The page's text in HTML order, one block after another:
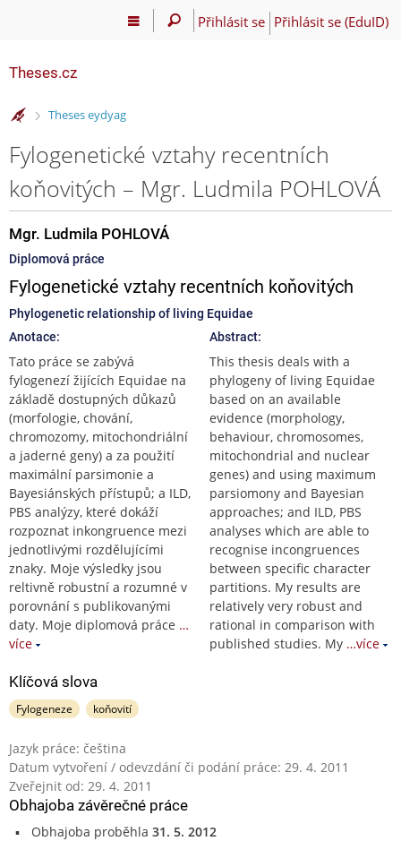
Přihlásit se Přihlásit se (EduID)
Theses.cz
>
Theses eydyag
Fylogenetické vztahy recentních
koňovitých – Mgr. Ludmila POHLOVÁ
Mgr. Ludmila POHLOVÁ
Diplomová práce
Fylogenetické vztahy recentních koňovitých
Phylogenetic relationship of living Equidae
Anotace:
Tato práce se zabývá
fylogenezí žijících Equidae na
základě dostupných důkazů
(morfologie, chování,
chromozomy, mitochondriální
a jaderné geny) a za použití
maximální parsimonie a
Bayesiánských přístupů; a ILD,
PBS analýzy, které dokáží
rozpoznat inkongruence mezi
jednotlivými rozdělujícími
znaky. Moje výsledky jsou
reltivně robustní a rozumné v
porovnání s publikovanými
daty. Moje diplomová práce …
více
Abstract:
This thesis deals with a
phylogeny of living Equidae
based on an available
evidence (morphology,
behaviour, chromosomes,
mitochondrial and nuclear
genes) and using maximum
parsiomony and Bayesian
approaches; and ILD, PBS
analyses which are able to
recognise incongruences
between specific character
partitions. My results are
relatively very robust and
rational in comparison with
published studies. My …více
Klíčová slova
Fylogeneze koňovití
Jazyk práce: čeština
Datum vytvoření / odevzdání či podání práce: 29. 4. 2011
Zveřejnit od: 29. 4. 2011
Obhajoba závěrečné práce
Obhajoba proběhla 31. 5. 2012